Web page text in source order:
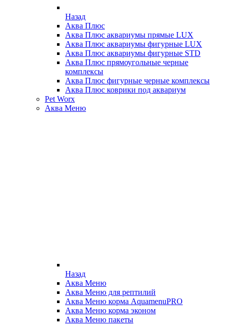
Назад
Аква Плюс
Аква Плюс аквариумы прямые LUX
Аква Плюс аквариумы фигурные LUX
Аква Плюс аквариумы фигурные STD
Аква Плюс прямоугольные черные
комплексы
Аква Плюс фигурные черные комплексы
Аква Плюс коврики под аквариум
Pet Worx
Аква Меню
Назад
Аква Меню
Аква Меню для рептилий
Аква Меню корма AquamenuPRO
Аква Меню корма эконом
Аква Меню пакеты